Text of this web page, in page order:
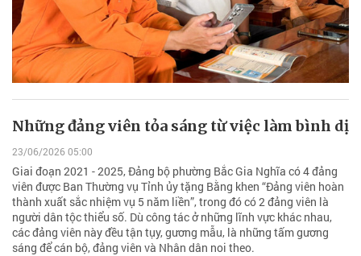
Những đảng viên tỏa sáng từ việc làm bình dị
23/06/2026 05:00
Giai đoạn 2021 - 2025, Đảng bộ phường Bắc Gia Nghĩa có 4 đảng
viên được Ban Thường vụ Tỉnh ủy tặng Bằng khen “Đảng viên hoàn
thành xuất sắc nhiệm vụ 5 năm liền”, trong đó có 2 đảng viên là
người dân tộc thiểu số. Dù công tác ở những lĩnh vực khác nhau,
các đảng viên này đều tận tụy, gương mẫu, là những tấm gương
sáng để cán bộ, đảng viên và Nhân dân noi theo.